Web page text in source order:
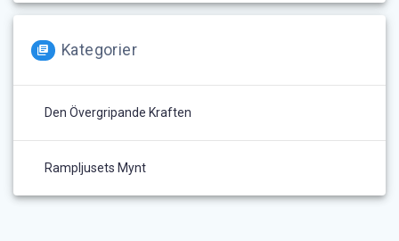
Kategorier
Den Övergripande Kraften
Rampljusets Mynt